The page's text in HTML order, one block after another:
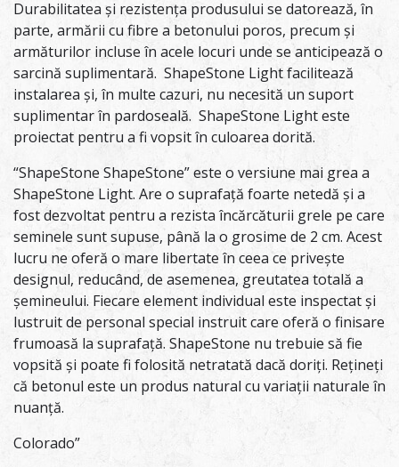
Durabilitatea și rezistența produsului se datorează, în
parte, armării cu fibre a betonului poros, precum și
armăturilor incluse în acele locuri unde se anticipează o
sarcină suplimentară. ShapeStone Light facilitează
instalarea și, în multe cazuri, nu necesită un suport
suplimentar în pardoseală. ShapeStone Light este
proiectat pentru a fi vopsit în culoarea dorită.
“ShapeStone ShapeStone” este o versiune mai grea a
ShapeStone Light. Are o suprafață foarte netedă și a
fost dezvoltat pentru a rezista încărcăturii grele pe care
seminele sunt supuse, până la o grosime de 2 cm. Acest
lucru ne oferă o mare libertate în ceea ce privește
designul, reducând, de asemenea, greutatea totală a
șemineului. Fiecare element individual este inspectat și
lustruit de personal special instruit care oferă o finisare
frumoasă la suprafață. ShapeStone nu trebuie să fie
vopsită și poate fi folosită netratată dacă doriți. Rețineți
că betonul este un produs natural cu variații naturale în
nuanță.
Colorado”